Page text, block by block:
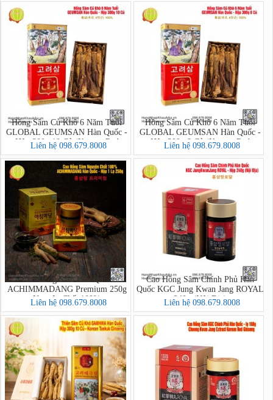
Hồng Sâm Củ Khô 6 Năm Tuổi
GLOBAL GEUMSAN Hàn Quốc -
Hộp 300g 10 Củ (Korean Red
Ginseng)
Liên hệ 098.679.8008
Hồng Sâm Củ Khô 6 Năm Tuổi
GLOBAL GEUMSAN Hàn Quốc -
Hộp 300g 8 Củ (Korean Red
Ginseng)
Liên hệ 098.679.8008
Cao Hồng Sâm Hàn Quốc
ACHIMMADANG Premium 250g
Nguyên Chất 100%
Liên hệ 098.679.8008
Cao Hồng Sâm Chính Phủ Hàn
Quốc KGC Jung Kwan Jang ROYAL
240g (Nội Địa)
Liên hệ 098.679.8008